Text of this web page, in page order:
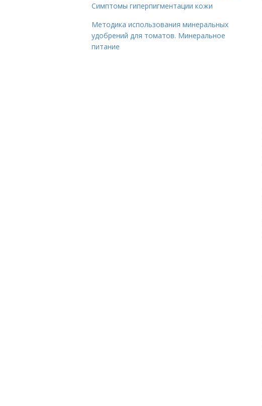
Симптомы гиперпигментации кожи
Методика использования минеральных
удобрений для томатов. Минеральное
питание